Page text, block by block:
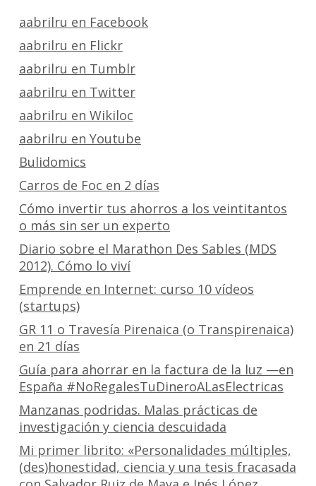
aabrilru en Facebook
aabrilru en Flickr
aabrilru en Tumblr
aabrilru en Twitter
aabrilru en Wikiloc
aabrilru en Youtube
Bulidomics
Carros de Foc en 2 días
Cómo invertir tus ahorros a los veintitantos
o más sin ser un experto
Diario sobre el Marathon Des Sables (MDS
2012). Cómo lo viví
Emprende en Internet: curso 10 vídeos
(startups)
GR 11 o Travesía Pirenaica (o Transpirenaica)
en 21 días
Guía para ahorrar en la factura de la luz —en
España #NoRegalesTuDineroALasElectricas
Manzanas podridas. Malas prácticas de
investigación y ciencia descuidada
Mi primer librito: «Personalidades múltiples,
(des)honestidad, ciencia y una tesis fracasada